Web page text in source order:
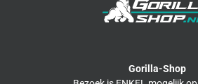
Gorilla-Shop